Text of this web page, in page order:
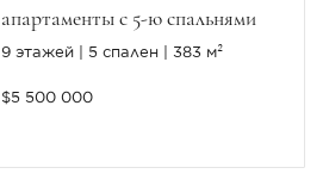
апартаменты с 5-ю спальнями
9 этажей 5 спален 383 м²
$5 500 000